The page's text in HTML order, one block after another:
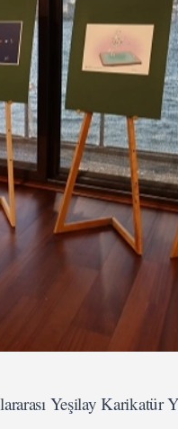
Yeşilay Karikatür